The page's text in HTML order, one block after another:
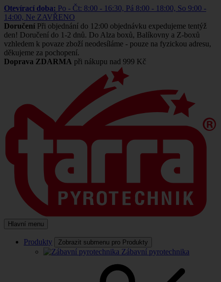
Otevírací doba: Po - Čt: 8:00 - 16:30, Pá 8:00 - 18:00, So 9:00 -
14:00, Ne ZAVŘENO
Doručení Při objednání do 12:00 objednávku expedujeme tentýž
den! Doručení do 1-2 dnů. Do Alza boxů, Balíkovny a Z-boxů
vzhledem k povaze zboží neodesíláme - pouze na fyzickou adresu,
děkujeme za pochopení.
Doprava ZDARMA při nákupu nad 999 Kč
Hlavní menu
Produkty Zobrazit submenu pro Produkty
Zábavní pyrotechnika